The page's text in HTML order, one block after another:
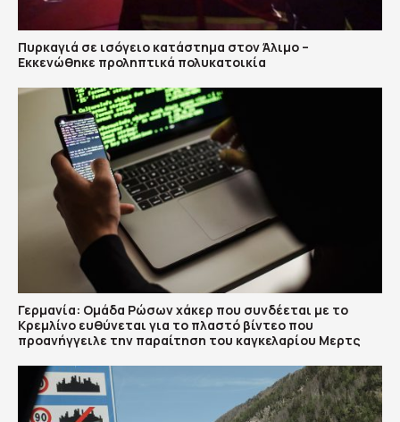
Πυρκαγιά σε ισόγειο κατάστημα στον Άλιμο –
Εκκενώθηκε προληπτικά πολυκατοικία
Γερμανία: Ομάδα Ρώσων χάκερ που συνδέεται με το
Κρεμλίνο ευθύνεται για το πλαστό βίντεο που
προανήγγειλε την παραίτηση του καγκελαρίου Μερτς